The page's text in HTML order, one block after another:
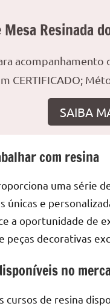
8
encontrará
transformar
ambiente
peças
únicas.
Nosso
conteúdo
Resinada
acompanhamento
CERTIFICADO;
SAIBA
com resina
uma série
únicas e
a oportunidade de
decorativas
no
de resina